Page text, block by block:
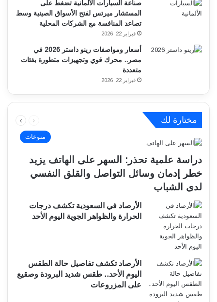
صناعة السيارات الألمانية تضغط على
المستشار ميرتس لفتح الأسواق الصينية وسط
تصاعد المنافسة مع الشركات المحلية
فبراير 22, 2026
أسعار ومواصفات رينو داستر 2026 في
مصر.. محرك قوي وتجهيزات متطورة بفئات
متعددة
فبراير 22, 2026
مختارة لك
الصفحة
منوعات
دراسة علمية تحذر: السهر على الهاتف يزيد
خطر إدمان وسائل التواصل والقلق النفسي
لدى الشباب
الأرصاد في السعودية تكشف درجات
الحرارة والظواهر الجوية اليوم الأحد
الأرصاد تكشف تفاصيل حالة الطقس
اليوم الأحد.. طقس شديد البرودة وصقيع
على المزروعات